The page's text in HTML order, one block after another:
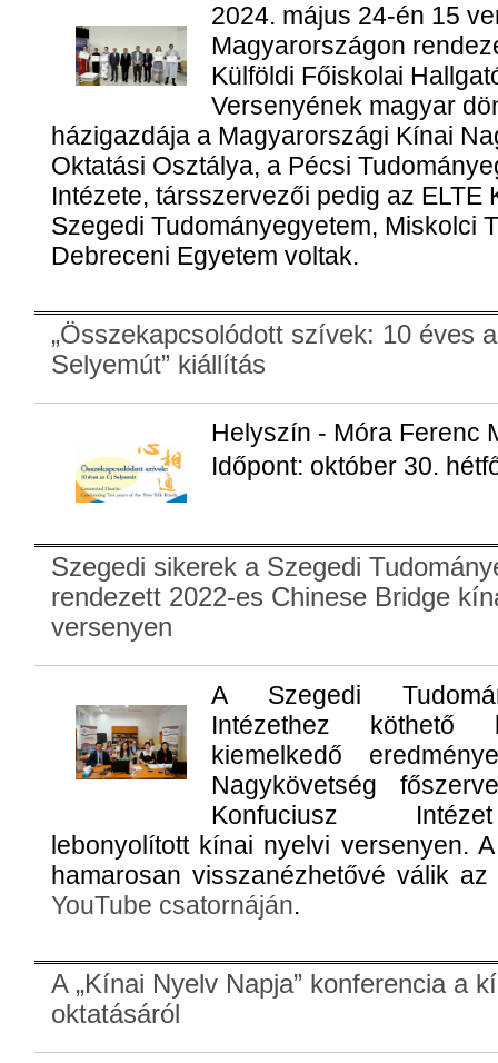
2024. május 24-én 15
Magyarországon
Külföldi Főiskolai
Versenyének magyar
házigazdája a Magyarországi Kínai
Oktatási Osztálya, a Pécsi
Intézete, társszervezői pedig az ELTE
Szegedi Tudományegyetem, Miskolci
Debreceni Egyetem voltak.
„Összekapcsolódott szívek: 10 éves
Selyemút” kiállítás
Helyszín - Móra Ferenc
Időpont: október 30.
Szegedi sikerek a Szegedi
rendezett 2022-es Chinese Bridge
versenyen
A Szegedi
Intézethez köthető
kiemelkedő
Nagykövetség
Konfuciusz
lebonyolított kínai nyelvi versenyen.
hamarosan visszanézhetővé válik
YouTube csatornáján.
A „Kínai Nyelv Napja” konferencia a
oktatásáról